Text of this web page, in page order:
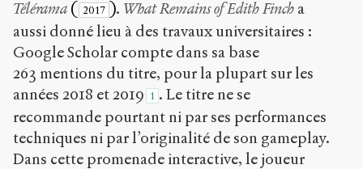
Télérama ( 2017 ). What Remains of Edith Finch a
aussi donné lieu à des travaux universitaires :
Google Scholar compte dans sa base
263 mentions du titre, pour la plupart sur les
années 2018 et 2019 1 . Le titre ne se
recommande pourtant ni par ses performances
techniques ni par l’originalité de son gameplay.
Dans cette promenade interactive, le joueur